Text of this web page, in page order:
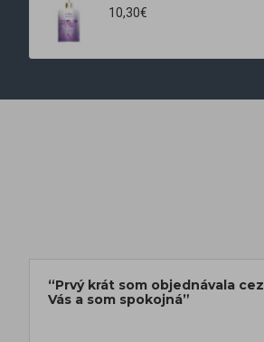
10,30€
“Prvý krát som objednávala cez
Vás a som spokojná”